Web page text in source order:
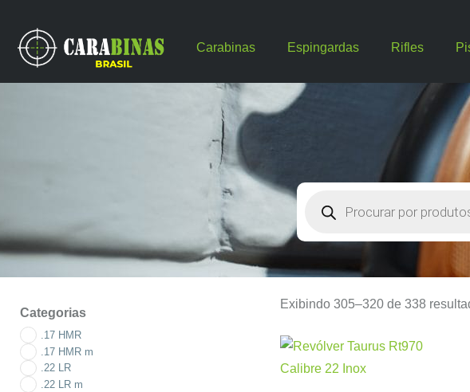
Carabinas Espingardas Rifles
Categorias
.17 HMR
.17 HMR m
.22 LR
.22 LR m
Exibindo 305–320 de 338